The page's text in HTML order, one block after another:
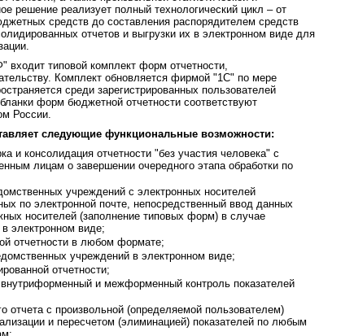
решение реализует полный технологический цикл – от
средств до составления распорядителем средств
отчетов и выгрузки их в электронном виде для
типовой комплект форм отчетности,
Комплект обновляется фирмой "1С" по мере
среди зарегистрированных пользователей
форм бюджетной отчетности соответствуют
России.
следующие функциональные возможности:
и консолидация отчетности "без участия человека" с
лицам о завершении очередного этапа обработки по
учреждений с электронных носителей
по электронной почте, непосредственный ввод данных
носителей (заполнение типовых форм) в случае
в электронном виде;
отчетности в любом формате;
учреждений в электронном виде;
отчетности;
внутриформенный и межформенный контроль показателей
отчета с произвольной (определяемой пользователем)
и пересчетом (элиминацией) показателей по любым